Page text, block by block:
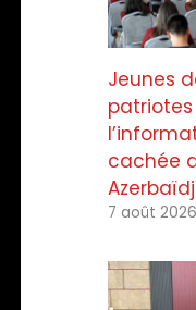
Jeunes
cachée
7 août 2026